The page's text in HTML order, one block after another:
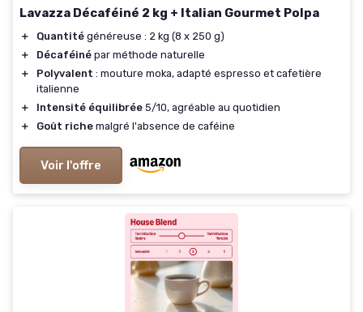
Lavazza Décaféiné 2 kg + Italian Gourmet Polpa
＋ Quantité généreuse : 2 kg (8 x 250 g)
＋
Décaféiné par méthode naturelle
＋
Polyvalent : mouture moka, adapté espresso et cafetière
italienne
＋
Intensité équilibrée 5/10, agréable au quotidien
＋
Goût riche malgré l'absence de caféine
Voir l'offre